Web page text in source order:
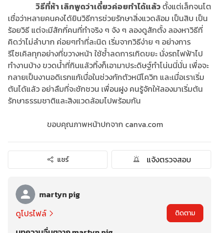
วิธีที่ห้า เลิกพูดว่าเดี๋ยวค่อยทำได้แล้ว ตั้งแต่เล็กจนโต
เชื่อว่าหลายคนคงได้ยินวิธีการช่วยรักษาสิ่งแวดล้อม เป็นสิบ เป็น
ร้อยวิธี แต่จะมีสักกี่คนที่ทำจริง ๆ จัง ๆ ลองดูสักตั้ง ลองหาวิธีที่
คิดว่าไม่ลำบาก ค่อยๆทำที่ละนิด เริ่มจากวิธีง่าย ๆ อย่างการ
รีไซเคิลทุกอย่างที่ขวางหน้า ใช้ซ้ำลดการเกิดขยะ นั่งรถไฟฟ้าไป
ทำงานบ้าง ขวดน้ำที่กินแล้วทิ้งก็เอามาประดิษฐ์ทำโน่นนี่นั่น เพื่อจะ
กลายเป็นงานอดิเรกแก้เบื่อในช่วงกักตัวหนีโควิท และเมื่อเราเริ่ม
ต้นได้แล้ว อย่าลืมที่จะชักชวน เพื่อนฝูง คนรู้จักให้ลองมาเริ่มต้น
รักษาธรรมชาติและสิงแวดล้อมไปพร้อมกัน
ขอบคุณภาพหน้าปกจาก canva.com
แชร์ แจ้งตรวจสอบ
martyn pig
ดูโปรไฟล์
ติดตาม